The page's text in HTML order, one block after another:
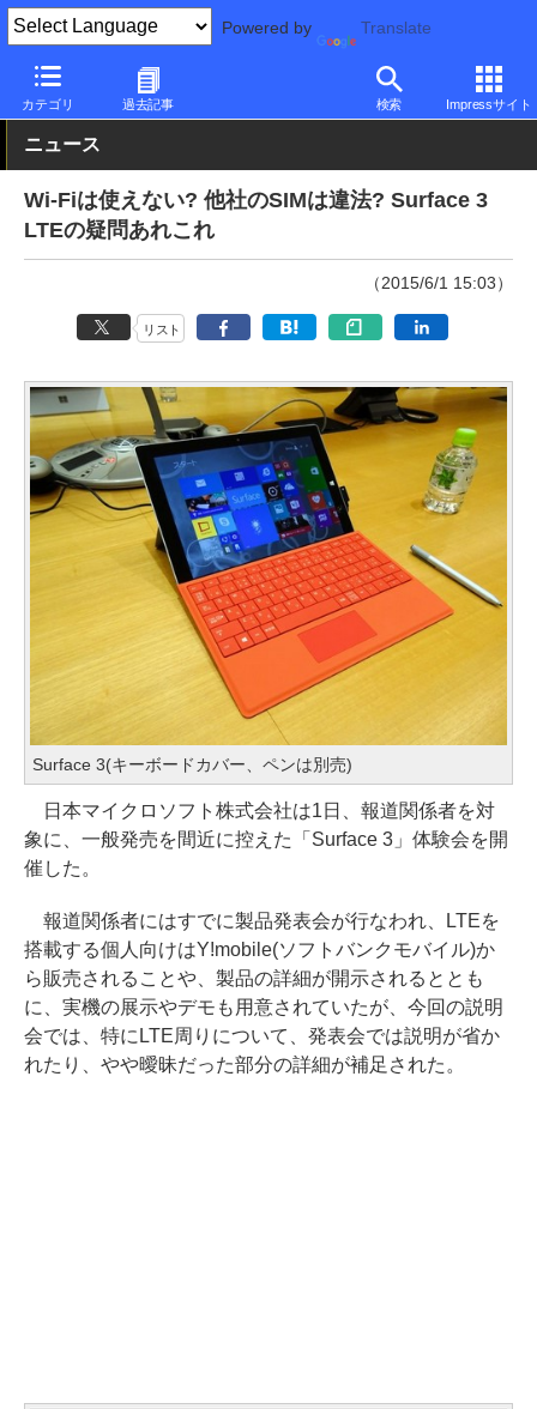
Powered by Translate
カテゴリ 過去記事 検索 Impressサイト
PC Watch パソコン/タブレット/スマートフォン Surface
ニュース
Wi-Fiは使えない? 他社のSIMは違法? Surface 3
LTEの疑問あれこれ
（2015/6/1 15:03）
リスト
Surface 3(キーボードカバー、ペンは別売)
日本マイクロソフト株式会社は1日、報道関係者を対
象に、一般発売を間近に控えた「Surface 3」体験会を開
催した。
報道関係者にはすでに製品発表会が行なわれ、LTEを
搭載する個人向けはY!mobile(ソフトバンクモバイル)か
ら販売されることや、製品の詳細が開示されるととも
に、実機の展示やデモも用意されていたが、今回の説明
会では、特にLTE周りについて、発表会では説明が省か
れたり、やや曖昧だった部分の詳細が補足された。